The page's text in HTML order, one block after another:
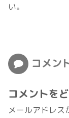
い。
コメン
コメントを
メールアドレス